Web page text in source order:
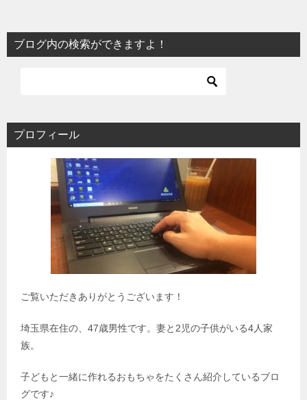
ブログ内の検索ができますよ！
プロフィール
ご覧いただきありがとうございます！
埼玉県在住の、47歳男性です。妻と2児の子供がいる4人家
族。
子どもと一緒に作れるおもちゃをたくさん紹介しているブロ
グです♪